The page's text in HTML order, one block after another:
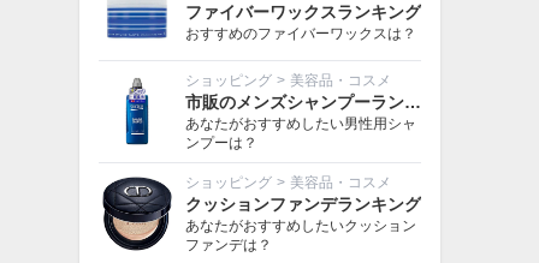
ファイバーワックスランキング
おすすめのファイバーワックスは？
ショッピング > 美容品・コスメ
市販のメンズシャンプーランキング
あなたがおすすめしたい男性用シャ
ンプーは？
ショッピング > 美容品・コスメ
クッションファンデランキング
あなたがおすすめしたいクッション
ファンデは？